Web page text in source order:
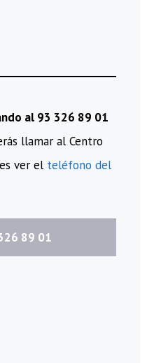
al 93 326 89 01
llamar al Centro
ver el teléfono del
89 01